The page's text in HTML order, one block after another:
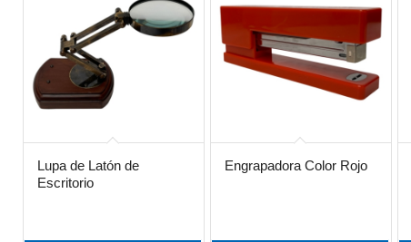
Lupa de Latón de
Escritorio
Engrapadora Color Rojo